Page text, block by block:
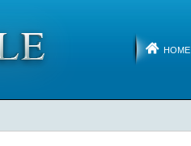
HOME